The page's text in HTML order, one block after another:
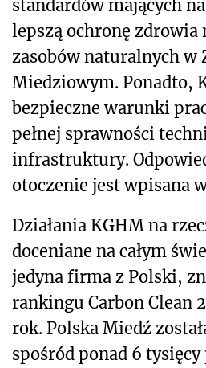
standardów mających
lepszą ochronę zdrowia
zasobów naturalnych w
Miedziowym. Ponadto,
bezpieczne warunki
pełnej sprawności
infrastruktury.
otoczenie jest wpisana
Działania KGHM na
doceniane na całym
jedyna firma z Polski,
rankingu Carbon Clean
rok. Polska Miedź
spośród ponad 6